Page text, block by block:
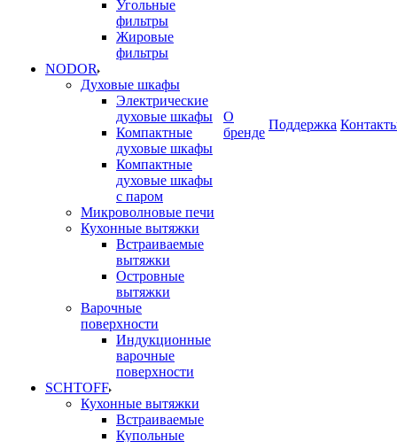
Угольные
фильтры
Жировые
фильтры
NODOR
Духовые шкафы
Электрические
духовые шкафы
Компактные
духовые шкафы
Компактные
духовые шкафы
с паром
Микроволновые печи
Кухонные вытяжки
Встраиваемые
вытяжки
Островные
вытяжки
Варочные
поверхности
Индукционные
варочные
поверхности
SCHTOFF
Кухонные вытяжки
Встраиваемые
Купольные
О
бренде
Поддержка